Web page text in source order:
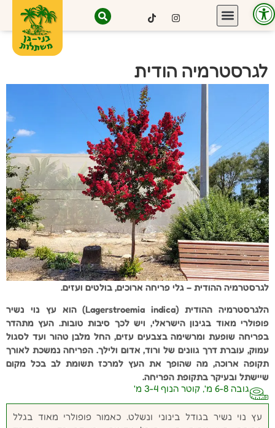
לגרסטרמיה הודית
לגרסטרמיה ההודית – גלי פריחה ארוכים, בולטים ועזים.
הלגרסטרמיה ההודית (Lagerstroemia indica) הוא עץ נוי נשיר
פופולרי מאוד בגינון הישראלי, ויש לכך סיבות טובות. העץ מתהדר
בפריחה שופעת ומרשימה בצבעים עזים, החל מלבן טהור ועד לסגול
עמוק, עוברת דרך גוונים של ורוד, אדום ולילך. הפריחה נמשכת לאורך
תקופה ארוכה, מה שהופך את העץ למרכז תשומת לב בכל מקום
שיישתל ובעיקר בתקופת הפריחה.
גובה 6-8 מ', קוטר הנוף 3-4 מ'
עץ נוי נשיר בגודל בינוני ונשלט. כאמור פופולרי מאוד בגלל